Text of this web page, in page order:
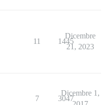
11 1445
Dicembre
21, 2023
7 3047
Dicembre 1,